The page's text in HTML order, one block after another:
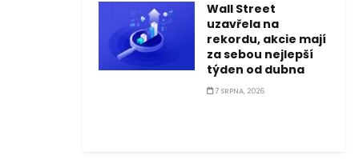
Wall Street
uzavřela na
rekordu, akcie mají
za sebou nejlepší
týden od dubna
7 SRPNA, 2026